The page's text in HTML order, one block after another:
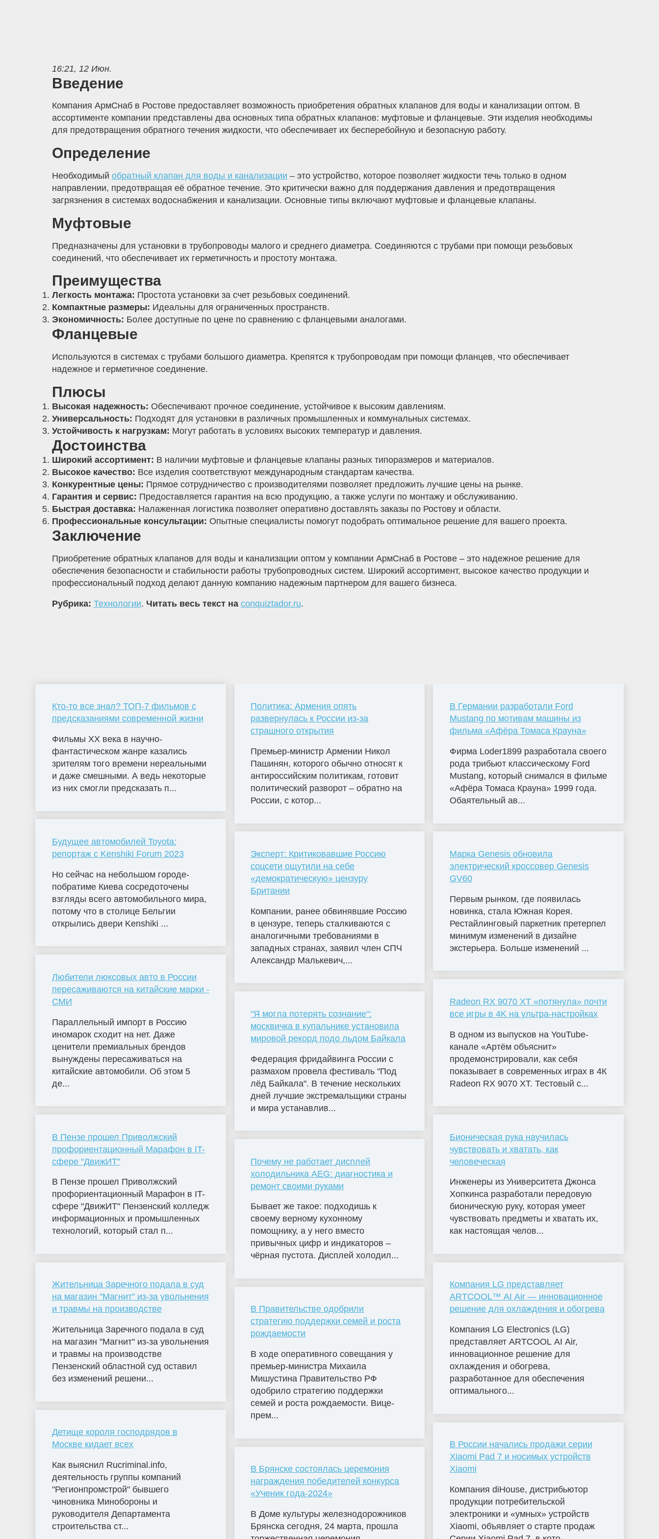
16:21, 12 Июн.
Введение
Компания АрмСнаб в Ростове предоставляет возможность приобретения обратных клапанов для воды и канализации оптом. В
ассортименте компании представлены два основных типа обратных клапанов: муфтовые и фланцевые. Эти изделия необходимы
для предотвращения обратного течения жидкости, что обеспечивает их бесперебойную и безопасную работу.
Определение
Необходимый обратный клапан для воды и канализации – это устройство, которое позволяет жидкости течь только в одном
направлении, предотвращая её обратное течение. Это критически важно для поддержания давления и предотвращения
загрязнения в системах водоснабжения и канализации. Основные типы включают муфтовые и фланцевые клапаны.
Муфтовые
Предназначены для установки в трубопроводы малого и среднего диаметра. Соединяются с трубами при помощи резьбовых
соединений, что обеспечивает их герметичность и простоту монтажа.
Преимущества
Легкость монтажа: Простота установки за счет резьбовых соединений.
Компактные размеры: Идеальны для ограниченных пространств.
Экономичность: Более доступные по цене по сравнению с фланцевыми аналогами.
Фланцевые
Используются в системах с трубами большого диаметра. Крепятся к трубопроводам при помощи фланцев, что обеспечивает
надежное и герметичное соединение.
Плюсы
Высокая надежность: Обеспечивают прочное соединение, устойчивое к высоким давлениям.
Универсальность: Подходят для установки в различных промышленных и коммунальных системах.
Устойчивость к нагрузкам: Могут работать в условиях высоких температур и давления.
Достоинства
Широкий ассортимент: В наличии муфтовые и фланцевые клапаны разных типоразмеров и материалов.
Высокое качество: Все изделия соответствуют международным стандартам качества.
Конкурентные цены: Прямое сотрудничество с производителями позволяет предложить лучшие цены на рынке.
Гарантия и сервис: Предоставляется гарантия на всю продукцию, а также услуги по монтажу и обслуживанию.
Быстрая доставка: Налаженная логистика позволяет оперативно доставлять заказы по Ростову и области.
Профессиональные консультации: Опытные специалисты помогут подобрать оптимальное решение для вашего проекта.
Заключение
Приобретение обратных клапанов для воды и канализации оптом у компании АрмСнаб в Ростове – это надежное решение для
обеспечения безопасности и стабильности работы трубопроводных систем. Широкий ассортимент, высокое качество продукции и
профессиональный подход делают данную компанию надежным партнером для вашего бизнеса.
Рубрика: Технологии. Читать весь текст на conquiztador.ru.
Кто-то все знал? ТОП-7 фильмов с
предсказаниями современной жизни
Фильмы ХХ века в научно-
фантастическом жанре казались
зрителям того времени нереальными
и даже смешными. А ведь некоторые
из них смогли предсказать п...
Будущее автомобилей Toyota:
репортаж с Kenshiki Forum 2023
Но сейчас на небольшом городе-
побратиме Киева сосредоточены
взгляды всего автомобильного мира,
потому что в столице Бельгии
открылись двери Kenshiki ...
Любители люксовых авто в России
пересаживаются на китайские марки -
СМИ
Параллельный импорт в Россию
иномарок сходит на нет. Даже
ценители премиальных брендов
вынуждены пересаживаться на
китайские автомобили. Об этом 5
де...
В Пензе прошел Приволжский
профориентационный Марафон в IT-
сфере "ДвижИТ"
В Пензе прошел Приволжский
профориентационный Марафон в IT-
сфере "ДвижИТ" Пензенский колледж
информационных и промышленных
технологий, который стал п...
Жительница Заречного подала в суд
на магазин "Магнит" из-за увольнения
и травмы на производстве
Жительница Заречного подала в суд
на магазин "Магнит" из-за увольнения
и травмы на производстве
Пензенский областной суд оставил
без изменений решени...
Детище короля господрядов в
Москве кидает всех
Как выяснил Rucriminal.info,
деятельность группы компаний
"Регионпромстрой" бывшего
чиновника Минобороны и
руководителя Департамента
строительства ст...
Политика: Армения опять
развернулась к России из-за
страшного открытия
Премьер-министр Армении Никол
Пашинян, которого обычно относят к
антироссийским политикам, готовит
политический разворот – обратно на
России, с котор...
Эксперт: Критиковавшие Россию
соцсети ощутили на себе
«демократическую» цензуру
Британии
Компании, ранее обвинявшие Россию
в цензуре, теперь сталкиваются с
аналогичными требованиями в
западных странах, заявил член СПЧ
Александр Малькевич,...
"Я могла потерять сознание":
москвичка в купальнике установила
мировой рекорд подо льдом Байкала
Федерация фридайвинга России с
размахом провела фестиваль "Под
лёд Байкала". В течение нескольких
дней лучшие экстремальщики страны
и мира устанавлив...
Почему не работает дисплей
холодильника AEG: диагностика и
ремонт своими руками
Бывает же такое: подходишь к
своему верному кухонному
помощнику, а у него вместо
привычных цифр и индикаторов –
чёрная пустота. Дисплей холодил...
В Правительстве одобрили
стратегию поддержки семей и роста
рождаемости
В ходе оперативного совещания у
премьер-министра Михаила
Мишустина Правительство РФ
одобрило стратегию поддержки
семей и роста рождаемости. Вице-
прем...
В Брянске состоялась церемония
награждения победителей конкурса
«Ученик года-2024»
В Доме культуры железнодорожников
Брянска сегодня, 24 марта, прошла
В Германии разработали Ford
Mustang по мотивам машины из
фильма «Афёра Томаса Крауна»
Фирма Loder1899 разработала своего
рода трибьют классическому Ford
Mustang, который снимался в фильме
«Афёра Томаса Крауна» 1999 года.
Обаятельный ав...
Марка Genesis обновила
электрический кроссовер Genesis
GV60
Первым рынком, где появилась
новинка, стала Южная Корея.
Рестайлинговый паркетник претерпел
минимум изменений в дизайне
экстерьера. Больше изменений ...
Radeon RX 9070 XT «потянула» почти
все игры в 4K на ультра-настройках
В одном из выпусков на YouTube-
канале «Артём объяснит»
продемонстрировали, как себя
показывает в современных играх в 4К
Radeon RX 9070 XT. Тестовый с...
Бионическая рука научилась
чувствовать и хватать, как
человеческая
Инженеры из Университета Джонса
Хопкинса разработали передовую
бионическую руку, которая умеет
чувствовать предметы и хватать их,
как настоящая челов...
Компания LG представляет
ARTCOOL™ AI Air — инновационное
решение для охлаждения и обогрева
Компания LG Electronics (LG)
представляет ARTCOOL AI Air,
инновационное решение для
охлаждения и обогрева,
разработанное для обеспечения
оптимального...
В России начались продажи серии
Xiaomi Pad 7 и носимых устройств
Xiaomi
Компания diHouse, дистрибьютор
продукции потребительской
электроники и «умных» устройств
Xiaomi, объявляет о старте продаж